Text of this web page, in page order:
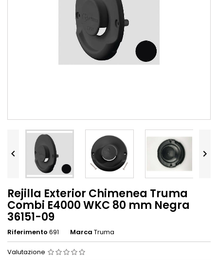
 
Rejilla Exterior Chimenea Truma
Combi E4000 WKC 80 mm Negra
36151-09
Riferimento 691 Marca Truma
Valutazione